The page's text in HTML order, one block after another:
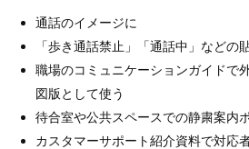
通話のイメージに
「歩き通話禁止」「通話中」などの
職場のコミュニケーションガイドで
図版として使う
待合室や公共スペースでの静粛案内
カスタマーサポート紹介資料で対応